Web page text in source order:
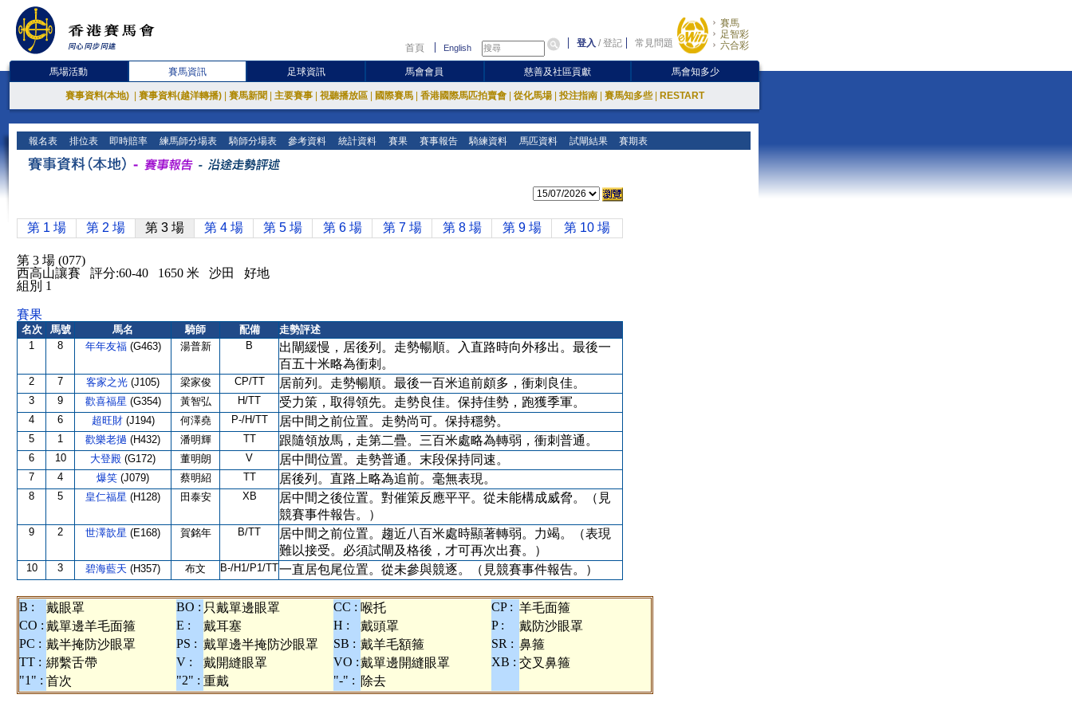
首頁 English 登入 /登記 常見問題
賽馬
足智彩
六合彩
馬場活動 賽馬資訊 足球資訊 馬會會員 慈善及社區貢獻 馬會知多少
賽事資料(本地) 賽事資料(越洋轉播) 賽馬新聞 主要賽事 視聽播放區 國際賽馬 香港國際馬匹拍賣會 從化馬場 投注指南 賽馬知多些 RESTART
報名表 排位表 即時賠率 練馬師分場表 騎師分場表 參考資料 統計資料 賽果 賽事報告 騎練資料 馬匹資料 試閘結果 賽期表
第 1 場 第 2 場 第 3 場 第 4 場 第 5 場 第 6 場 第 7 場 第 8 場 第 9 場 第 10 場
第 3 場 (077)
西高山讓賽 評分:60-40 1650 米 沙田 好地
組別 1
賽果
名次 馬號 馬名 騎師 配備
走勢評述
1
8 年年友福 (G463) 湯普新 B
出閘緩慢，居後列。走勢暢順。入直路時向外移出。最後一
百五十米略為衝刺。
2 7 客家之光 (J105) 梁家俊 CP/TT 居前列。走勢暢順。最後一百米追前頗多，衝刺良佳。
3 9 歡喜福星 (G354) 黃智弘 H/TT 受力策，取得領先。走勢良佳。保持佳勢，跑獲季軍。
4 6 超旺財 (J194) 何澤堯 P-/H/TT 居中間之前位置。走勢尚可。保持穩勢。
5 1 歡樂老撾 (H432) 潘明輝 TT 跟隨領放馬，走第二疊。三百米處略為轉弱，衝刺普通。
6 10 大登殿 (G172) 董明朗 V 居中間位置。走勢普通。末段保持同速。
7 4 爆笑 (J079) 蔡明紹 TT 居後列。直路上略為追前。毫無表現。
8 5 皇仁福星 (H128) 田泰安 XB
居中間之後位置。對催策反應平平。從未能構成威脅。（見
競賽事件報告。）
9 2 世澤歆星 (E168) 賀銘年 B/TT
居中間之前位置。趨近八百米處時顯著轉弱。力竭。（表現
難以接受。必須試閘及格後，才可再次出賽。）
10 3 碧海藍天 (H357) 布文 B-/H1/P1/TT一直居包尾位置。從未參與競逐。（見競賽事件報告。）
B : 戴眼罩 BO : 只戴單邊眼罩 CC : 喉托 CP : 羊毛面箍
CO : 戴單邊羊毛面箍 E : 戴耳塞 H : 戴頭罩 P :
戴防沙眼罩
PC : 戴半掩防沙眼罩 PS : 戴單邊半掩防沙眼罩 SB : 戴羊毛額箍 SR : 鼻箍
TT : 綁繫舌帶 V : 戴開縫眼罩 VO :戴單邊開縫眼罩 XB : 交叉鼻箍
"1" : 首次 "2" : 重戴 "-" : 除去